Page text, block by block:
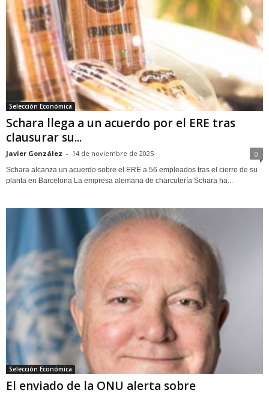
Selección Económica
Schara llega a un acuerdo por el ERE tras
clausurar su...
Javier González - 14 de noviembre de 2025 0
Schara alcanza un acuerdo sobre el ERE a 56 empleados tras el cierre de su
planta en Barcelona La empresa alemana de charcutería Schara ha...
Selección Económica
El enviado de la ONU alerta sobre